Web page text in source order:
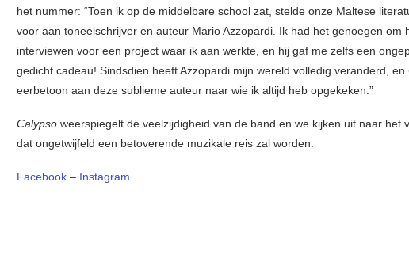
het nummer: “Toen ik op de middelbare school zat, stelde onze Maltese
voor aan toneelschrijver en auteur Mario Azzopardi. Ik had het genoegen om
interviewen voor een project waar ik aan werkte, en hij gaf me zelfs een
gedicht cadeau! Sindsdien heeft Azzopardi mijn wereld volledig veranderd, en
eerbetoon aan deze sublieme auteur naar wie ik altijd heb opgekeken.”
Calypso weerspiegelt de veelzijdigheid van de band en we kijken uit naar het
dat ongetwijfeld een betoverende muzikale reis zal worden.
Facebook – Instagram